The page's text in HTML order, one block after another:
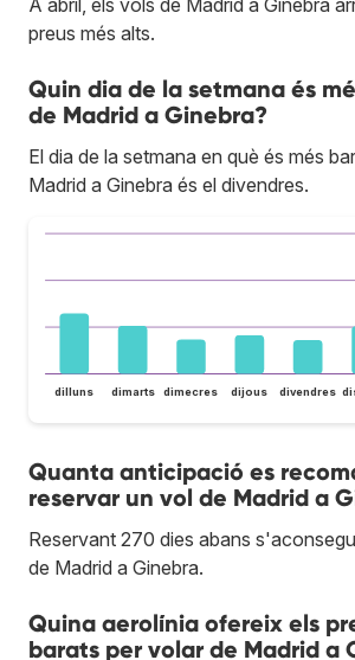
A abril, els vols de Madrid a Ginebra
preus més alts.
Quin dia de la setmana és
de Madrid a Ginebra?
El dia de la setmana en què és més
Madrid a Ginebra és el divendres.
dilluns dimarts dimecres dijous divendres
Quanta anticipació es
reservar un vol de Madrid a
Reservant 270 dies abans
de Madrid a Ginebra.
Quina aerolínia ofereix els
barats per volar de Madrid a